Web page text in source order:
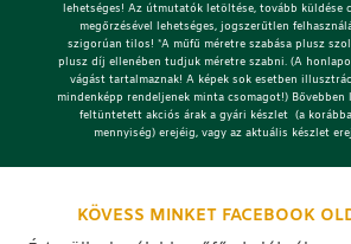
lehetséges! Az útmutatók letöltése, tovább küldése
megőrzésével lehetséges, jogszerűtlen
szigorúan tilos! *A műfű méretre szabása plusz
plusz díj ellenében tudjuk méretre szabni. (A
vágást tartalmaznak! A képek sok esetben
mindenképp rendeljenek minta csomagot!) Bővebben
feltüntetett akciós árak a gyári készlet (a
mennyiség) erejéig, vagy az aktuális készlet
KÖVESS MINKET FACEBOOK